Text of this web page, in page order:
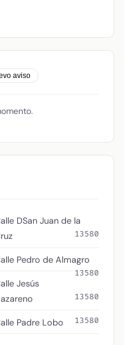
aviso
DSan Juan de la
13580
Pedro de Almagro
13580
Jesús
13580
Padre Lobo 13580